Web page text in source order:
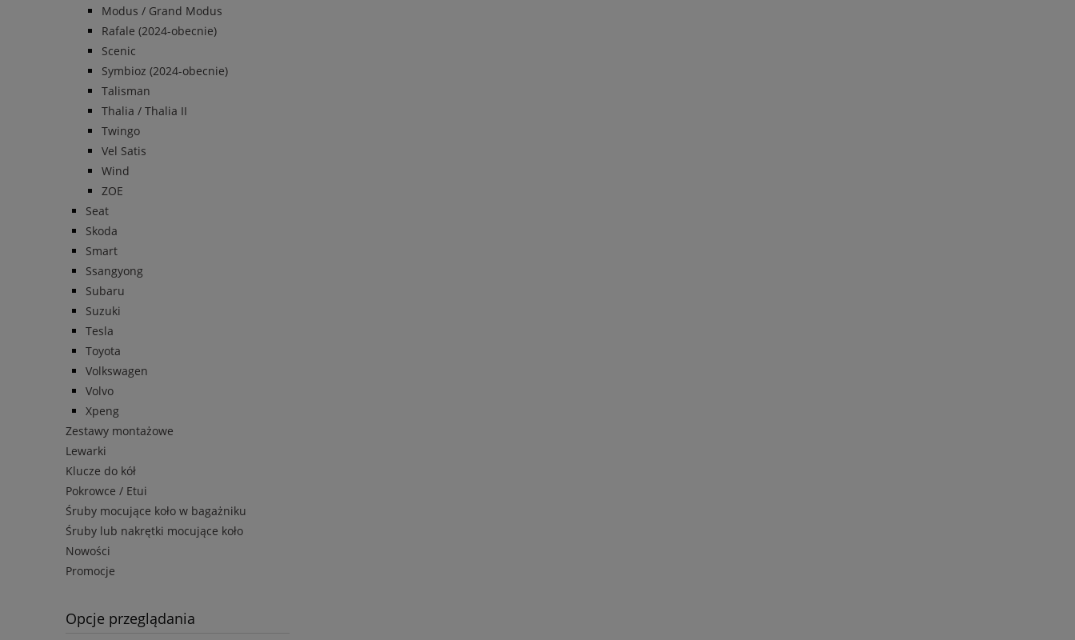
Modus / Grand Modus
Rafale (2024-obecnie)
Scenic
Symbioz (2024-obecnie)
Talisman
Thalia / Thalia II
Twingo
Vel Satis
Wind
ZOE
Seat
Skoda
Smart
Ssangyong
Subaru
Suzuki
Tesla
Toyota
Volkswagen
Volvo
Xpeng
Zestawy montażowe
Lewarki
Klucze do kół
Pokrowce / Etui
Śruby mocujące koło w bagażniku
Śruby lub nakrętki mocujące koło
Nowości
Promocje
Opcje przeglądania